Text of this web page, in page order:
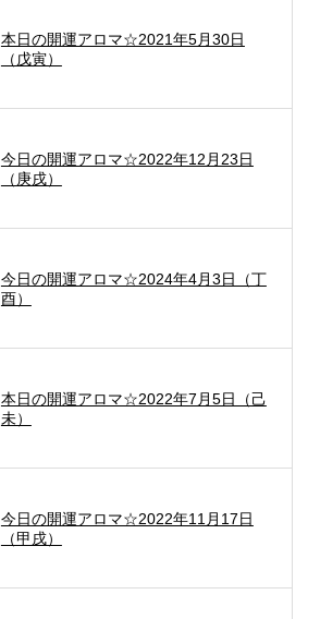
本日の開運アロマ☆2021年5月30日
（戊寅）
今日の開運アロマ☆2022年12月23日
（庚戌）
今日の開運アロマ☆2024年4月3日（丁
酉）
本日の開運アロマ☆2022年7月5日（己
未）
今日の開運アロマ☆2022年11月17日
（甲戌）